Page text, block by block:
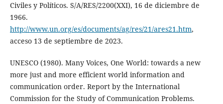
Civiles y Políticos. S/A/RES/2200(XXI), 16 de diciembre de
1966.
http://www.un.org/es/documents/ag/res/21/ares21.htm,
acceso 13 de septiembre de 2023.
UNESCO (1980). Many Voices, One World: towards a new
more just and more efficient world information and
communication order. Report by the International
Commission for the Study of Communication Problems.